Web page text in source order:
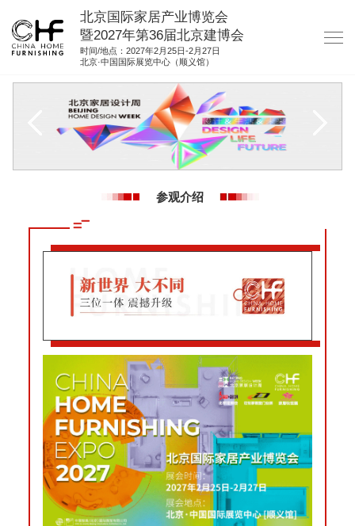
北京国际家居产业博览会
暨2027年第36届北京建博会
时间/地点：2027年2月25日-2月27日
北京·中国国际展览中心（顺义馆）
参观介绍